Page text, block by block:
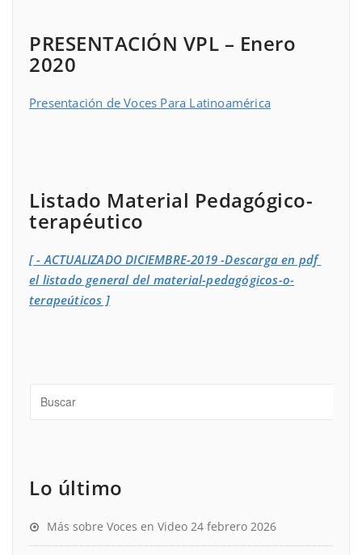
PRESENTACIÓN VPL – Enero
2020
Presentación de Voces Para Latinoamérica
Listado Material Pedagógico-
terapéutico
[ - ACTUALIZADO DICIEMBRE-2019 -Descarga en pdf
el listado general del material-pedagógicos-o-
terapeúticos ]
Lo último
Más sobre Voces en Video 24 febrero 2026